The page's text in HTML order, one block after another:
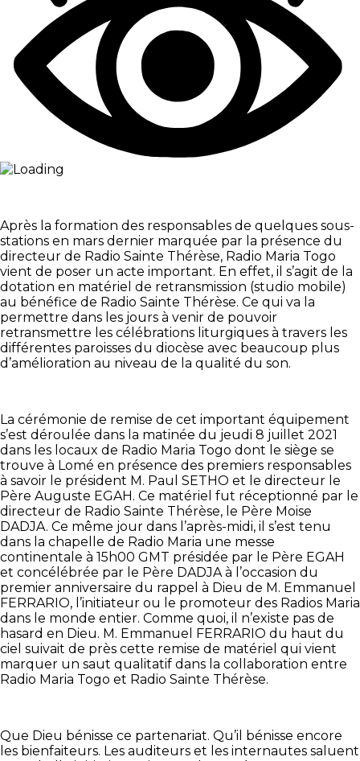
Après la formation des responsables de quelques sous-
stations en mars dernier marquée par la présence du
directeur de Radio Sainte Thérèse, Radio Maria Togo
vient de poser un acte important. En effet, il s’agit de la
dotation en matériel de retransmission (studio mobile)
au bénéfice de Radio Sainte Thérèse. Ce qui va la
permettre dans les jours à venir de pouvoir
retransmettre les célébrations liturgiques à travers les
différentes paroisses du diocèse avec beaucoup plus
d’amélioration au niveau de la qualité du son.
La cérémonie de remise de cet important équipement
s’est déroulée dans la matinée du jeudi 8 juillet 2021
dans les locaux de Radio Maria Togo dont le siège se
trouve à Lomé en présence des premiers responsables
à savoir le président M. Paul SETHO et le directeur le
Père Auguste EGAH. Ce matériel fut réceptionné par le
directeur de Radio Sainte Thérèse, le Père Moise
DADJA. Ce même jour dans l’après-midi, il s’est tenu
dans la chapelle de Radio Maria une messe
continentale à 15h00 GMT présidée par le Père EGAH
et concélébrée par le Père DADJA à l’occasion du
premier anniversaire du rappel à Dieu de M. Emmanuel
FERRARIO, l’initiateur ou le promoteur des Radios Maria
dans le monde entier. Comme quoi, il n’existe pas de
hasard en Dieu. M. Emmanuel FERRARIO du haut du
ciel suivait de près cette remise de matériel qui vient
marquer un saut qualitatif dans la collaboration entre
Radio Maria Togo et Radio Sainte Thérèse.
Que Dieu bénisse ce partenariat. Qu’il bénisse encore
les bienfaiteurs. Les auditeurs et les internautes saluent